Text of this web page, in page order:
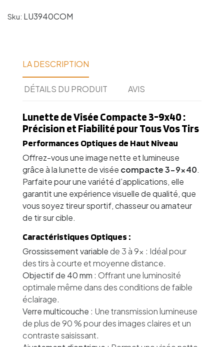
Sku: LU3940COM
LA DESCRIPTION
DÉTAILS DU PRODUIT AVIS
Lunette de Visée Compacte 3-9x40 :
Précision et Fiabilité pour Tous Vos Tirs
Performances Optiques de Haut Niveau
Offrez-vous une image nette et lumineuse
grâce à la lunette de visée compacte 3-9x40.
Parfaite pour une variété d’applications, elle
garantit une expérience visuelle de qualité, que
vous soyez tireur sportif, chasseur ou amateur
de tir sur cible.
Caractéristiques Optiques :
Grossissement variable de 3 à 9x : Idéal pour
des tirs à courte et moyenne distance.
Objectif de 40 mm : Offrant une luminosité
optimale même dans des conditions de faible
éclairage.
Verre multicouche : Une transmission lumineuse
de plus de 90 % pour des images claires et un
contraste saisissant.